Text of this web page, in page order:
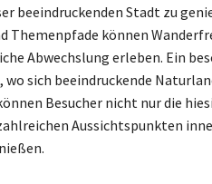
beeindruckenden Stadt zu
Themenpfade können
Abwechslung erleben. Ein
sich beeindruckende
Besucher nicht nur die
Aussichtspunkten